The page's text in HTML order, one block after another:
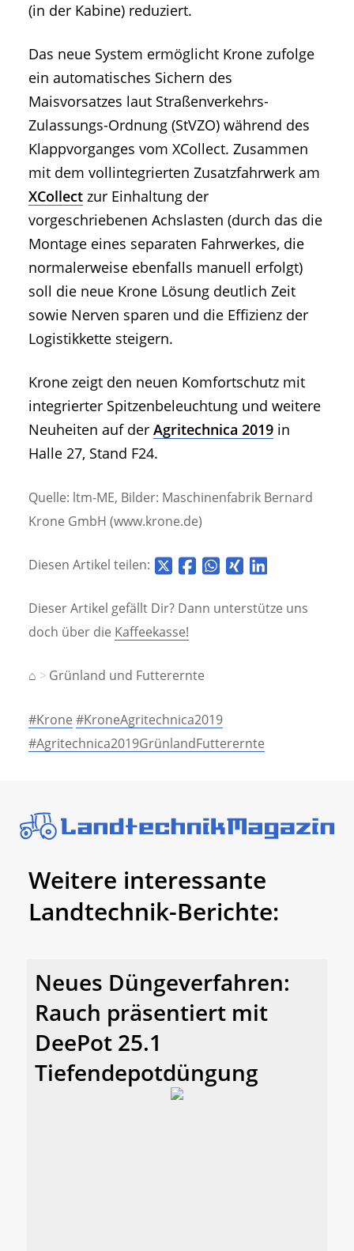
(in der Kabine) reduziert.
Das neue System ermöglicht Krone zufolge
ein automatisches Sichern des
Maisvorsatzes laut Straßenverkehrs-
Zulassungs-Ordnung (StVZO) während des
Klappvorganges vom XCollect. Zusammen
mit dem vollintegrierten Zusatzfahrwerk am
XCollect zur Einhaltung der
vorgeschriebenen Achslasten (durch das die
Montage eines separaten Fahrwerkes, die
normalerweise ebenfalls manuell erfolgt)
soll die neue Krone Lösung deutlich Zeit
sowie Nerven sparen und die Effizienz der
Logistikkette steigern.
Krone zeigt den neuen Komfortschutz mit
integrierter Spitzenbeleuchtung und weitere
Neuheiten auf der Agritechnica 2019 in
Halle 27, Stand F24.
Quelle: ltm-ME, Bilder: Maschinenfabrik Bernard
Krone GmbH (www.krone.de)
Diesen Artikel teilen:
Dieser Artikel gefällt Dir? Dann unterstütze uns
doch über die Kaffeekasse!
⌂ Grünland und Futterernte
#Krone #KroneAgritechnica2019
#Agritechnica2019GrünlandFutterernte
Weitere interessante
Landtechnik-Berichte:
Neues Düngeverfahren:
Rauch präsentiert mit
DeePot 25.1
Tiefendepotdüngung